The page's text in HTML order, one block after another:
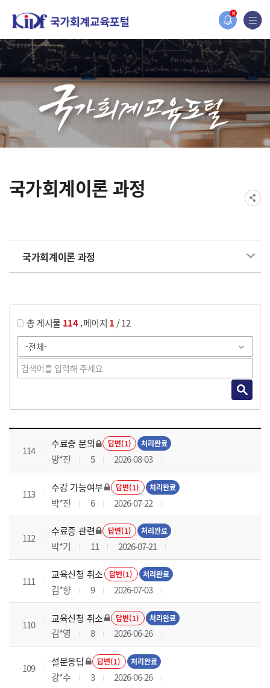
N
홈페이지가 새롭게 개편되었습니다.
한국조세재정연구원홈페이지가 새롭게 개설되었습니다.
국가회계이론 과정
국가회계이론 과정
총 게시물 114,페이지 1 / 12
국가회계이론 과정 목록 으로 번호, 제목, 작성자, 조회수, 등록 일로 나열 되고 있습니다.
114
수료증 문의 답변(1) 처리완료
방*진 5 2026-08-03
113
수강 가능여부 답변(1) 처리완료
박*진 6 2026-07-22
112
수료증 관련 답변(1) 처리완료
박*기 11 2026-07-21
111
교육신청 취소 답변(1) 처리완료
김*향 9 2026-07-03
110
교육신청 취소 답변(1) 처리완료
김*영 8 2026-06-26
109
설문응답 답변(1) 처리완료
강*수 3 2026-06-26